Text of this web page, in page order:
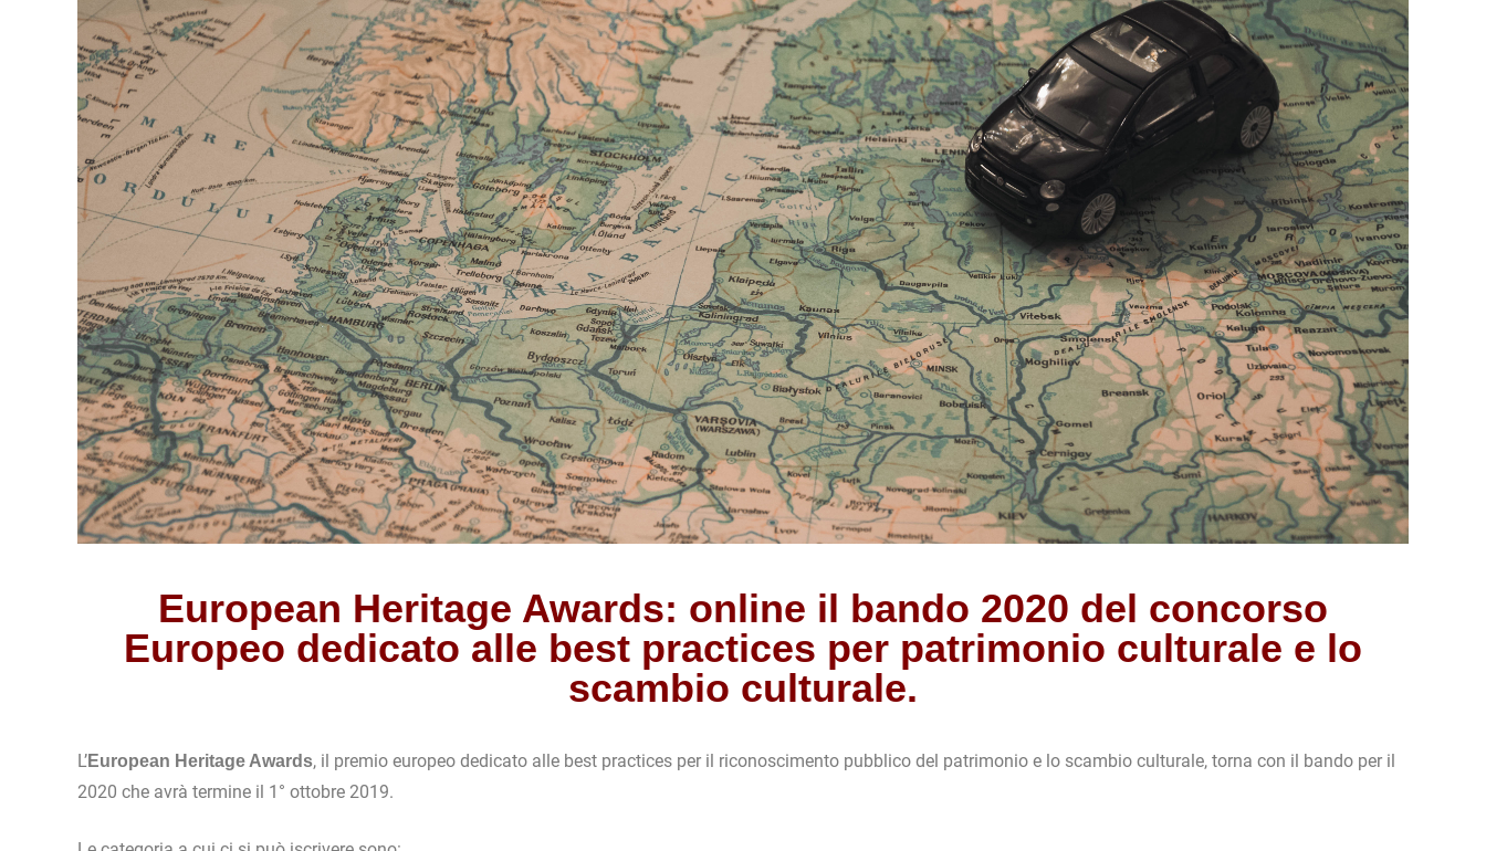
European Heritage Awards: online il bando 2020 del concorso
Europeo dedicato alle best practices per patrimonio culturale e lo
scambio culturale.
L’European Heritage Awards, il premio europeo dedicato alle best practices per il riconoscimento pubblico del patrimonio e lo scambio culturale, torna con il bando per il
2020 che avrà termine il 1° ottobre 2019.